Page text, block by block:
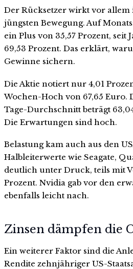
Der Rücksetzer wirkt vor allem
jüngsten Bewegung. Auf
ein Plus von 35,57 Prozent, seit
69,53 Prozent. Das erklärt,
Gewinne sichern.
Die Aktie notiert nur 4,01
Wochen-Hoch von 67,65 Euro.
Tage-Durchschnitt beträgt
Die Erwartungen sind hoch.
Belastung kam auch aus den
Halbleiterwerte wie Seagate,
deutlich unter Druck, teils mit
Prozent. Nvidia gab vor den
ebenfalls leicht nach.
Zinsen dämpfen die
Ein weiterer Faktor sind die
Rendite zehnjähriger US-